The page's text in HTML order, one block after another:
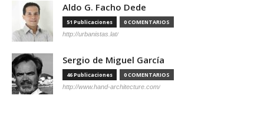
Aldo G. Facho Dede
51 Publicaciones 0 COMENTARIOS
http://urbanistas.lat/
Sergio de Miguel García
46 Publicaciones 0 COMENTARIOS
http://www.hand-architecture.com/